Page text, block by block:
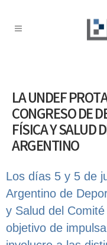
LA UNDEF
CONGRESO DE
FÍSICA Y SALUD
ARGENTINO
Los días 5 y 5 de
Argentino de
y Salud del
objetivo de